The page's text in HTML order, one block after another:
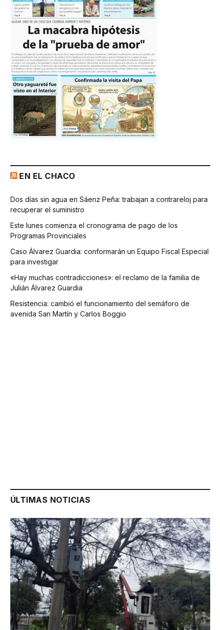
EN EL CHACO
Dos días sin agua en Sáenz Peña: trabajan a contrareloj para
recuperar el suministro
Este lunes comienza el cronograma de pago de los
Programas Provinciales
Caso Álvarez Guardia: conformarán un Equipo Fiscal Especial
para investigar
«Hay muchas contradicciones»: el reclamo de la familia de
Julián Álvarez Guardia
Resistencia: cambió el funcionamiento del semáforo de
avenida San Martín y Carlos Boggio
ÚLTIMAS NOTICIAS